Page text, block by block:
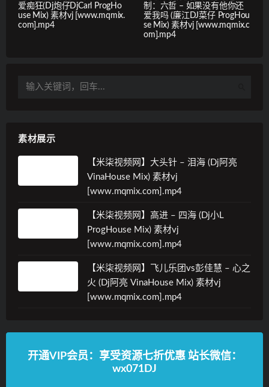
爱痴狂(Dj炮仔DjCarl ProgHo
use Mix) 素材vj [www.mqmix.
com].mp4
制：六哲 – 如果没有他你还
爱我吗 (廉江DJ菜仔 ProgHou
se Mix) 素材vj [www.mqmix.c
om].mp4
素材展示
【米柒视频网】大头针 – 泪海 (Dj阿亮
VinaHouse Mix) 素材vj
[www.mqmix.com].mp4
【米柒视频网】高进 – 四海 (Dj小L
ProgHouse Mix) 素材vj
[www.mqmix.com].mp4
【米柒视频网】飞儿乐团vs彭佳慧 – 心之
火 (Dj阿亮 VinaHouse Mix) 素材vj
[www.mqmix.com].mp4
开通VIP会员：享受资源七折优惠 站长微信：
wx071DJ